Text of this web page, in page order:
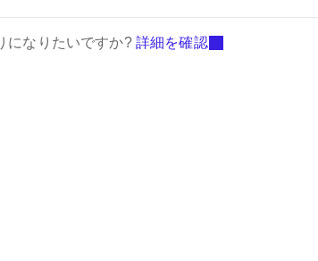
になりたいですか? 詳細を確認